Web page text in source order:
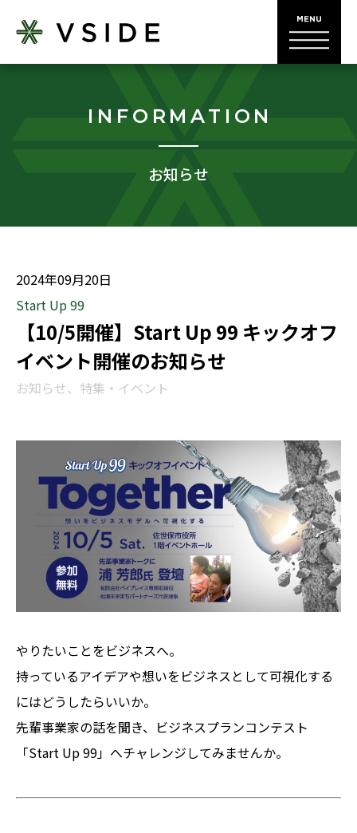
INFORMATION
お知らせ
2024年09月20日
Start Up 99
【10/5開催】Start Up 99 キックオフ
イベント開催のお知らせ
お知らせ、特集・イベント
やりたいことをビジネスへ。
持っているアイデアや想いをビジネスとして可視化する
にはどうしたらいいか。
先輩事業家の話を聞き、ビジネスプランコンテスト
「Start Up 99」へチャレンジしてみませんか。